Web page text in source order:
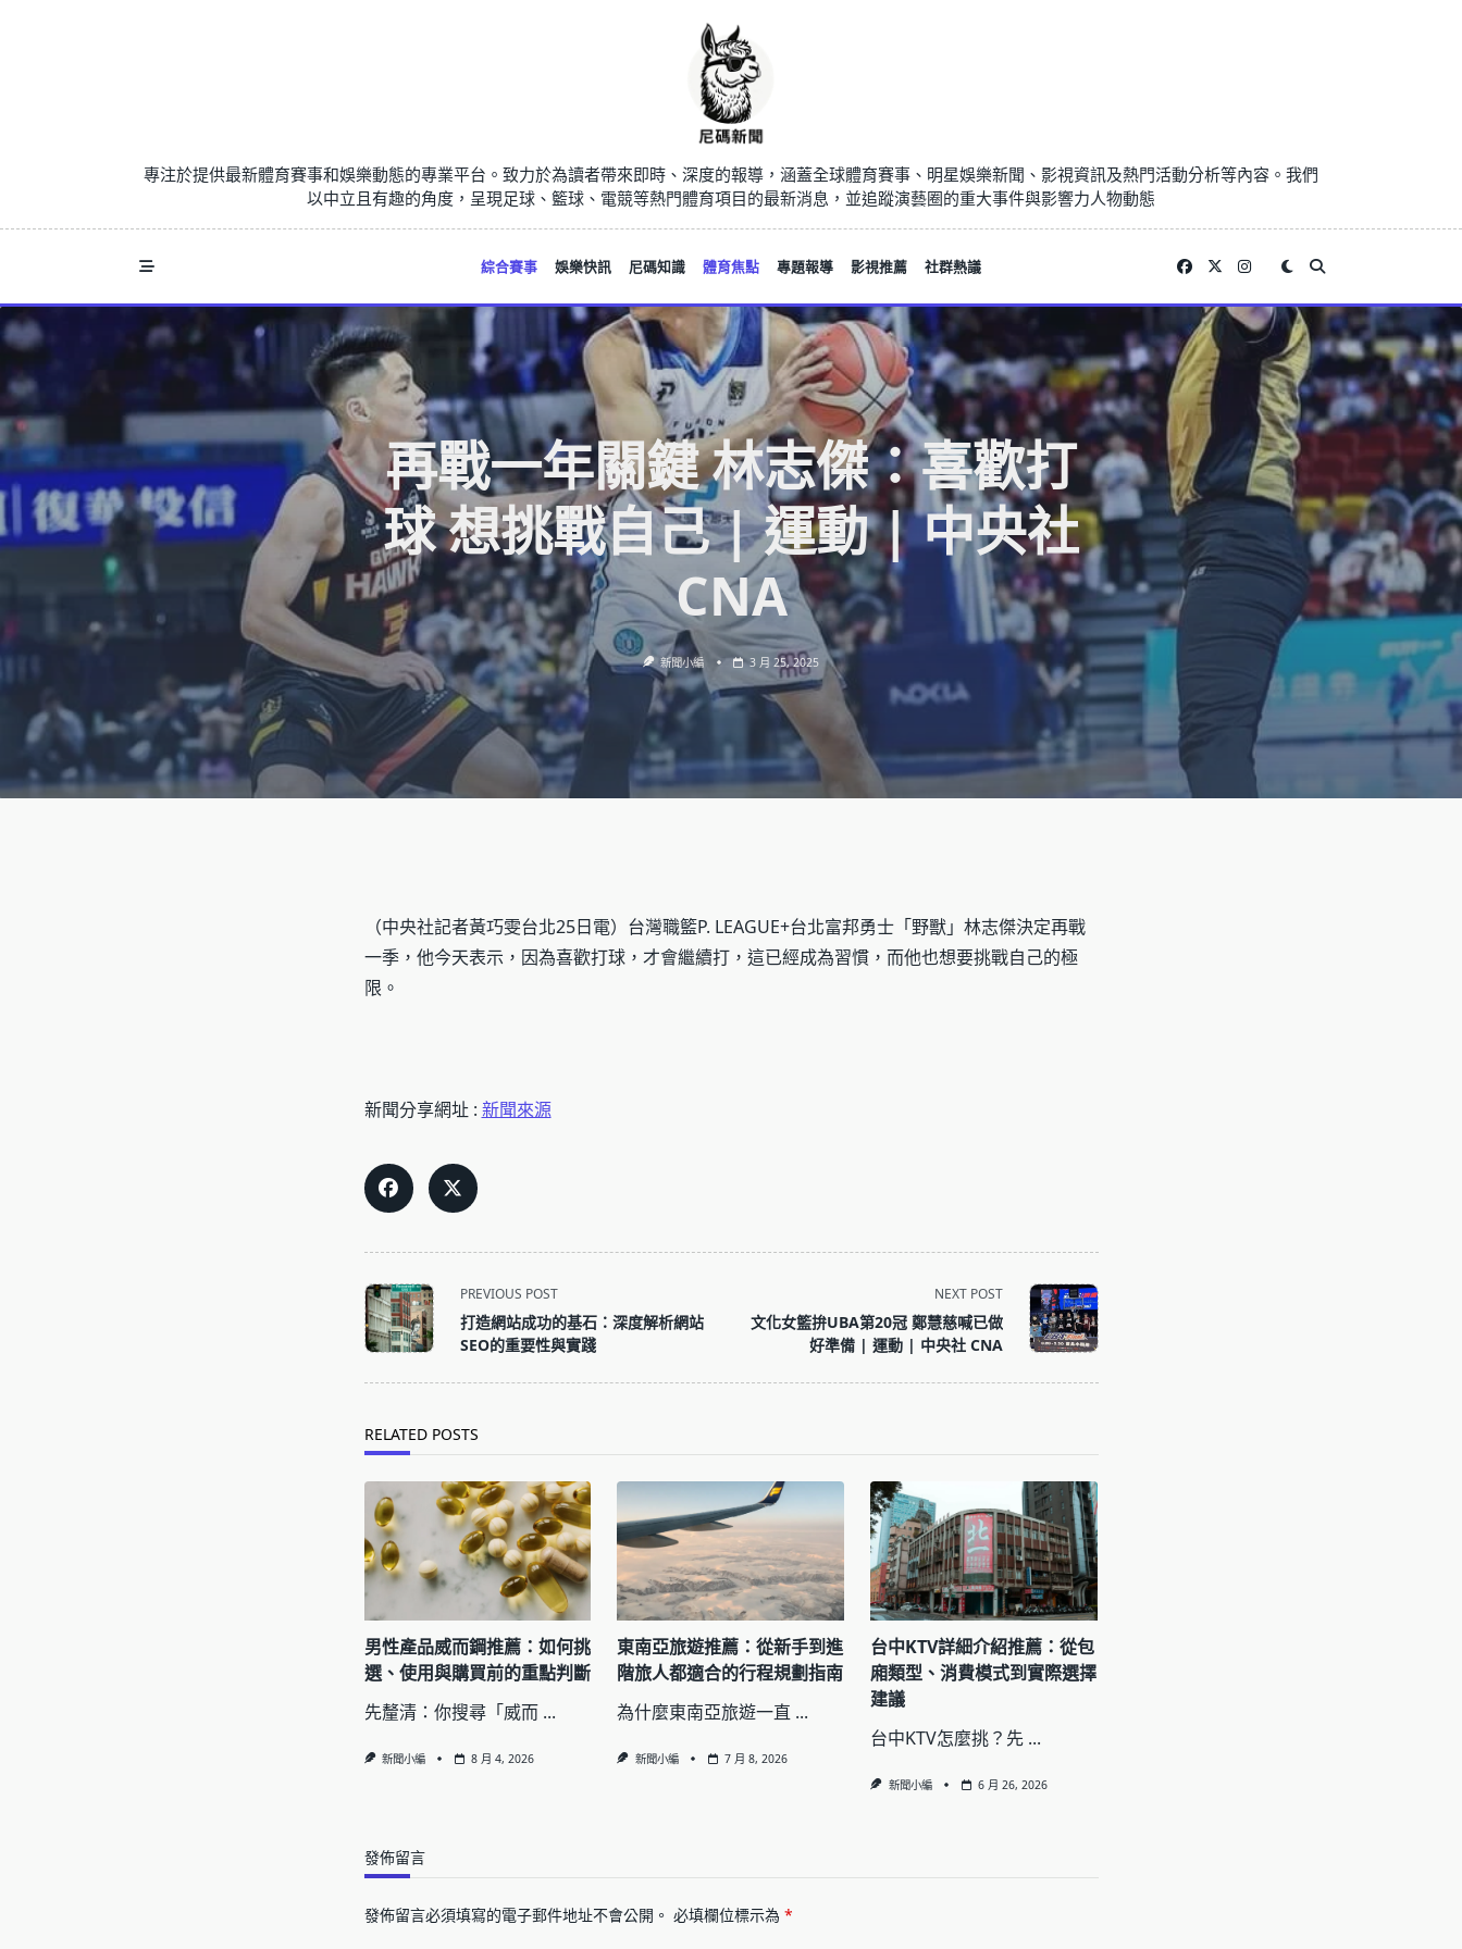
專注於提供最新體育賽事和娛樂動態的專業平台。致力於為讀者帶來即時、深度的報導，涵蓋全球體育賽事、明星娛樂新聞、影視資訊及熱門活動分析等內容。我們
以中立且有趣的角度，呈現足球、籃球、電競等熱門體育項目的最新消息，並追蹤演藝圈的重大事件與影響力人物動態
綜合賽事 娛樂快訊 尼碼知識 體育焦點 專題報導 影視推薦 社群熱議
再戰一年關鍵 林志傑：喜歡打
球 想挑戰自己 | 運動 | 中央社
CNA
新聞小編 3 月 25, 2025
（中央社記者黃巧雯台北25日電）台灣職籃P. LEAGUE+台北富邦勇士「野獸」林志傑決定再戰
一季，他今天表示，因為喜歡打球，才會繼續打，這已經成為習慣，而他也想要挑戰自己的極
限。
新聞分享網址 : 新聞來源
<span
class="nav-
subtitle
PREVIOUS POST
打造網站成功的基石：深度解析網站
SEO的重要性與實踐
NEXT POST
文化女籃拚UBA第20冠 鄭慧慈喊已做
好準備 | 運動 | 中央社 CNA
RELATED POSTS
男性產品威而鋼推薦：如何挑
選、使用與購買前的重點判斷
先釐清：你搜尋「威而 ...
新聞小編 8 月 4, 2026
東南亞旅遊推薦：從新手到進
階旅人都適合的行程規劃指南
為什麼東南亞旅遊一直 ...
新聞小編 7 月 8, 2026
台中KTV詳細介紹推薦：從包
廂類型、消費模式到實際選擇
建議
台中KTV怎麼挑？先 ...
新聞小編 6 月 26, 2026
發佈留言
發佈留言必須填寫的電子郵件地址不會公開。 必填欄位標示為 *